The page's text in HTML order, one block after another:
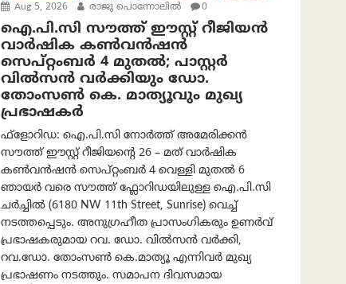
Aug 5, 2026 രാജു പൊന്നോലിൽ 0
ഐ.പി.സി സൗത്ത് ഈസ്റ്റ് റീജിയൻ
വാർഷിക കൺവൻഷൻ
സെപ്റ്റംബർ 4 മുതൽ; പാസ്റ്റർ
വിൽസൻ വർക്കിയും ഡോ.
തോംസൺ കെ. മാത്യൂവും മുഖ്യ
പ്രഭാഷകർ
ഫ്ളോറിഡ: ഐ.പി.സി നോർത്ത് അമേരിക്കൻ
സൗത്ത് ഈസ്റ്റ് റീജിയന്റെ 26 – മത് വാർഷിക
കൺവൻഷൻ സെപ്റ്റംബർ 4 വെള്ളി മുതൽ 6
ഞായർ വരെ സൗത്ത് ഫ്ലോറിഡയിലുള്ള ഐ.പി.സി
ചർച്ചിൽ (6180 NW 11th Street, Sunrise) വെച്ച്
നടത്തപ്പെടും. അനുഗ്രഹീത പ്രാസംഗികരും ഉണർവ്
പ്രഭാഷകരുമായ റവ. ഡോ. വിൽസൻ വർക്കി,
റവ.ഡോ. തോംസൺ കെ.മാത്യൂ എന്നിവർ മുഖ്യ
പ്രഭാഷണം നടത്തും. സമാപന ദിവസമായ